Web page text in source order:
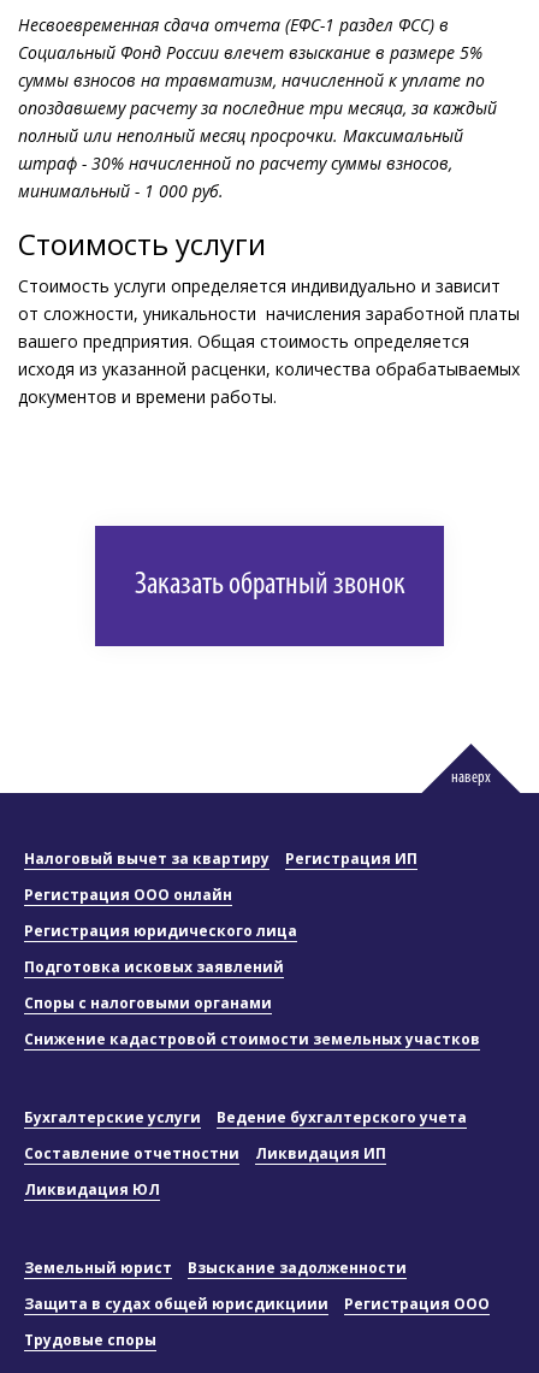
Несвоевременная сдача отчета (ЕФС-1 раздел ФСС) в
Социальный Фонд России влечет взыскание в размере 5%
суммы взносов на травматизм, начисленной к уплате по
опоздавшему расчету за последние три месяца, за каждый
полный или неполный месяц просрочки. Максимальный
штраф - 30% начисленной по расчету суммы взносов,
минимальный - 1 000 руб.
Стоимость услуги
Стоимость услуги определяется индивидуально и зависит
от сложности, уникальности начисления заработной платы
вашего предприятия. Общая стоимость определяется
исходя из указанной расценки, количества обрабатываемых
документов и времени работы.
Заказать обратный звонок
наверх
Налоговый вычет за квартиру
Регистрация ИП
Регистрация ООО онлайн
Регистрация юридического лица
Подготовка исковых заявлений
Споры с налоговыми органами
Снижение кадастровой стоимости земельных участков
Бухгалтерские услуги
Ведение бухгалтерского учета
Составление отчетностни
Ликвидация ИП
Ликвидация ЮЛ
Земельный юрист
Взыскание задолженности
Защита в судах общей юрисдикциии
Регистрация ООО
Трудовые споры